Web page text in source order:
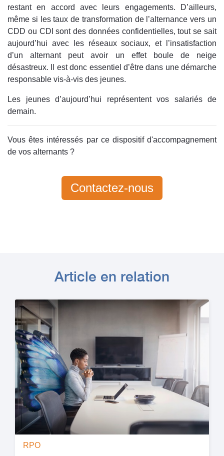
restant en accord avec leurs engagements. D’ailleurs,
même si les taux de transformation de l’alternance vers un
CDD ou CDI sont des données confidentielles, tout se sait
aujourd’hui avec les réseaux sociaux, et l’insatisfaction
d’un alternant peut avoir un effet boule de neige
désastreux. Il est donc essentiel d’être dans une démarche
responsable vis-à-vis des jeunes.
Les jeunes d’aujourd’hui représentent vos salariés de
demain.
Vous êtes intéressés par ce dispositif d'accompagnement
de vos alternants ?
Contactez-nous
Article en relation
RPO